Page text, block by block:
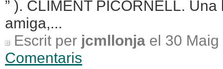
” ). CLIMENT PICORNELL. Una
amiga,...
Escrit per jcmllonja el 30
Comentaris